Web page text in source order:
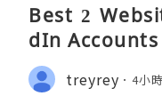
Best 2
dIn Accounts
treyrey 4小